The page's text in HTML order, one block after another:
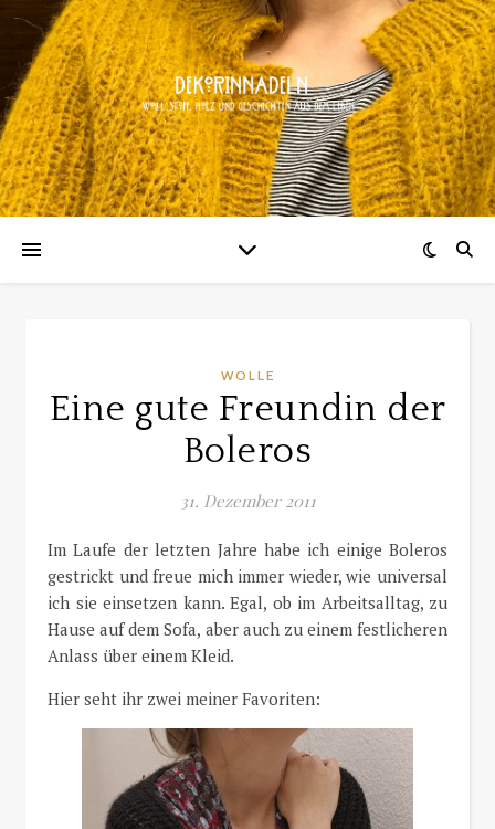
WOLLE
Eine gute Freundin der
Boleros
31. Dezember 2011
Im Laufe der letzten Jahre habe ich einige Boleros
gestrickt und freue mich immer wieder, wie universal
ich sie einsetzen kann. Egal, ob im Arbeitsalltag, zu
Hause auf dem Sofa, aber auch zu einem festlicheren
Anlass über einem Kleid.
Hier seht ihr zwei meiner Favoriten: